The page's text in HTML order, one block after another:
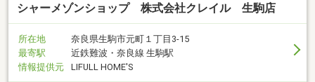
シャーメゾンショップ 株式会社クレイル 生駒店
所在地
奈良県生駒市元町１丁目3-15
最寄駅
近鉄難波・奈良線 生駒駅
情報提供元
LIFULL HOME'S